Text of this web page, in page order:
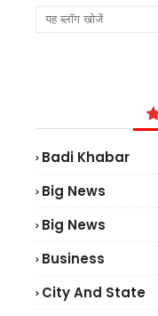
Badi Khabar
Big News
Big News
Business
City And State